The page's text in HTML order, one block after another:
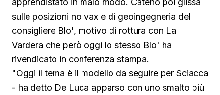
apprendistato in malo modo. Cateno poi glissa
sulle posizioni no vax e di geoingegneria del
consigliere Blo', motivo di rottura con La
Vardera che però oggi lo stesso Blo' ha
rivendicato in conferenza stampa.
"Oggi il tema è il modello da seguire per Sciacca
- ha detto De Luca apparso con uno smalto più